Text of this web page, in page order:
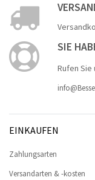
SIE
Rufen Sie
EINKAUFEN
Zahlungsarten
Versandarten & -kosten